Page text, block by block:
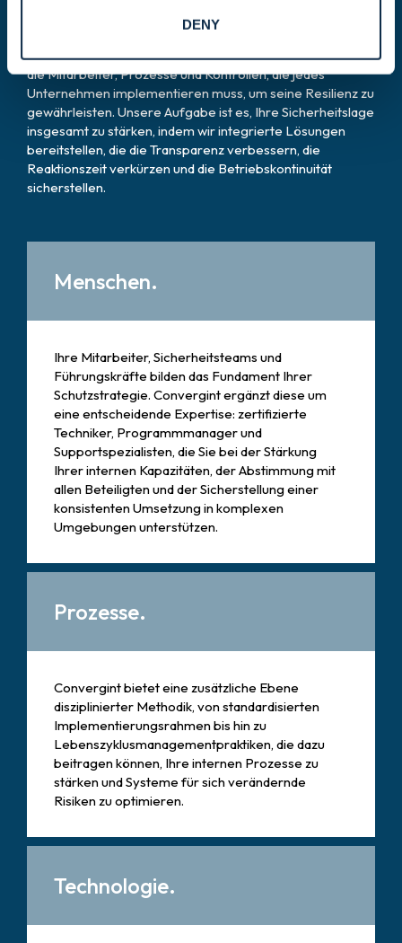
DENY
System, einen Partner oder eine Technologie. Convergint
mehrschichtigen Sicherheitskonzepts. Wir unterstützen
die Mitarbeiter, Prozesse und Kontrollen, die jedes
Unternehmen implementieren muss, um seine Resilienz zu
gewährleisten. Unsere Aufgabe ist es, Ihre Sicherheitslage
insgesamt zu stärken, indem wir integrierte Lösungen
bereitstellen, die die Transparenz verbessern, die
Reaktionszeit verkürzen und die Betriebskontinuität
sicherstellen.
Menschen.
Ihre Mitarbeiter, Sicherheitsteams und
Führungskräfte bilden das Fundament Ihrer
Schutzstrategie. Convergint ergänzt diese um
eine entscheidende Expertise: zertifizierte
Techniker, Programmmanager und
Supportspezialisten, die Sie bei der Stärkung
Ihrer internen Kapazitäten, der Abstimmung mit
allen Beteiligten und der Sicherstellung einer
konsistenten Umsetzung in komplexen
Umgebungen unterstützen.
Prozesse.
Convergint bietet eine zusätzliche Ebene
disziplinierter Methodik, von standardisierten
Implementierungsrahmen bis hin zu
Lebenszyklusmanagementpraktiken, die dazu
beitragen können, Ihre internen Prozesse zu
stärken und Systeme für sich verändernde
Risiken zu optimieren.
Technologie.